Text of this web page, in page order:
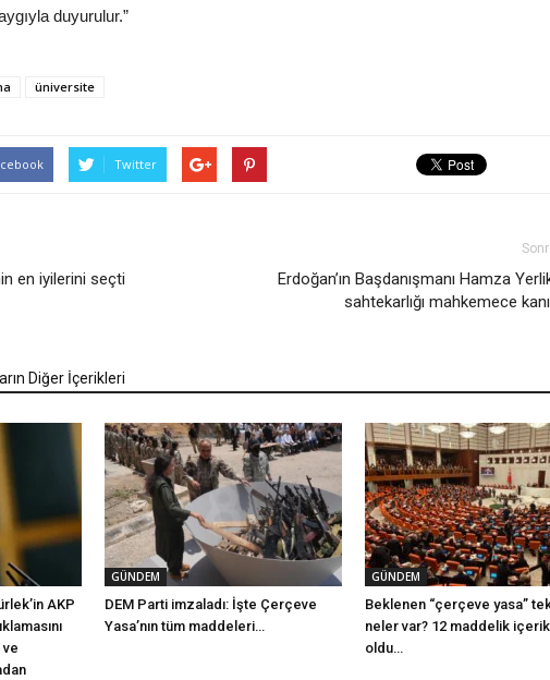
duyurulur.”
üniversite
Twitter
en iyilerini seçti
Erdoğan’ın Başdanışmanı Hamza
sahtekarlığı mahkemece
Diğer İçerikleri
AKP
ve
GÜNDEM
DEM Parti imzaladı: İşte Çerçeve
Yasa’nın tüm maddeleri…
GÜNDEM
Beklenen “çerçeve yasa”
neler var? 12 maddelik
oldu…